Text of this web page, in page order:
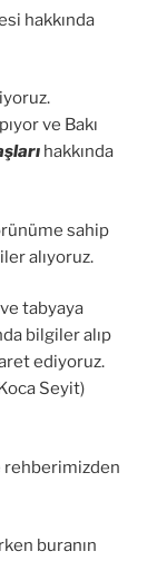
hakkında
ve Bakı
hakkında
sahip
alıyoruz.
tabyaya
bilgiler alıp
ediyoruz.
Seyit)
rehberimizden
buranın